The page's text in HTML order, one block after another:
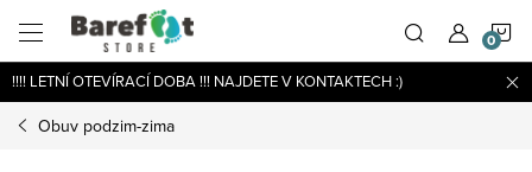
obsah
!!!! LETNÍ OTEVÍRACÍ DOBA !!! NAJDETE V KONTAKTECH :)
Obuv podzim-zima